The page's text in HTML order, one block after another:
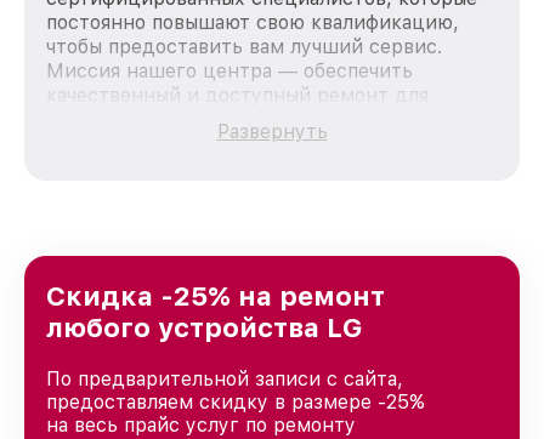
постоянно повышают свою квалификацию,
чтобы предоставить вам лучший сервис.
Миссия нашего центра — обеспечить
качественный и доступный ремонт для
каждого пользователя продукции LG, вне
зависимости от сложности поломки. Мы
и лояльности наших клиентов.
Развернуть
Скидка -25% на ремонт
любого устройства LG
По предварительной записи с сайта,
предоставляем скидку в размере -25%
на весь прайс услуг по ремонту